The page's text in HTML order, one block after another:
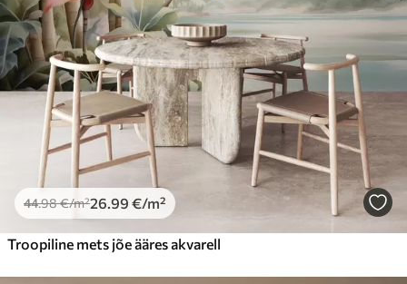
44.98€/m²26 .99 €/m²
Troopiline mets jõe ääres akvarell